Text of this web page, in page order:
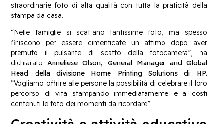
straordinarie foto di alta qualità con tutta la praticità della
stampa da casa.
“Nelle famiglie si scattano tantissime foto, ma spesso
finiscono per essere dimenticate un attimo dopo aver
premuto il pulsante di scatto della fotocamera”, ha
dichiarato Anneliese Olson, General Manager and Global
Head della divisione Home Printing Solutions di HP.
“Vogliamo offrire alle persone la possibilità di celebrare il loro
percorso di vita stampando immediatamente e a costi
contenuti le foto dei momenti da ricordare”.